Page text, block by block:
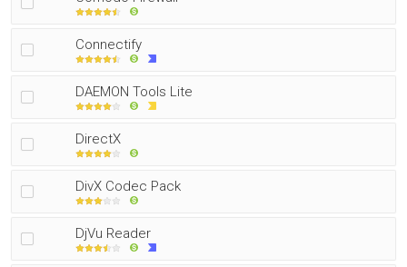
Connectify
DAEMON Tools Lite
DirectX
DivX Codec Pack
DjVu Reader